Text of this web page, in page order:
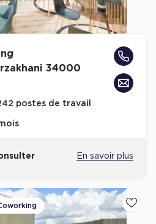
34000
postes de travail
En savoir plus